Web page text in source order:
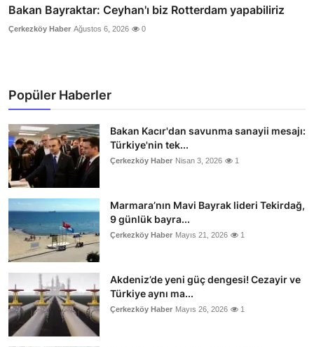
Bakan Bayraktar: Ceyhan'ı biz Rotterdam yapabiliriz
Çerkezköy Haber Ağustos 6, 2026 0
Popüler Haberler
Bakan Kacır'dan savunma sanayii mesajı:
Türkiye'nin tek...
Çerkezköy Haber Nisan 3, 2026 1
Marmara’nın Mavi Bayrak lideri Tekirdağ,
9 günlük bayra...
Çerkezköy Haber Mayıs 21, 2026 1
Akdeniz’de yeni güç dengesi! Cezayir ve
Türkiye aynı ma...
Çerkezköy Haber Mayıs 26, 2026 1